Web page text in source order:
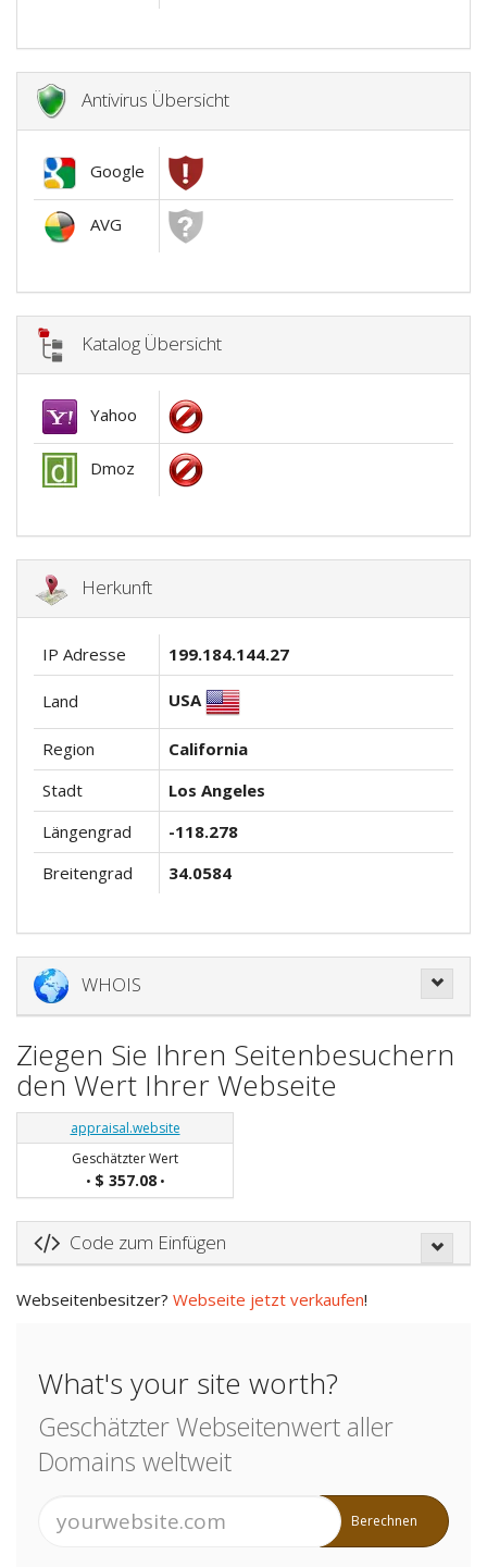
Antivirus Übersicht
Google
AVG
Katalog Übersicht
Yahoo
Dmoz
Herkunft
IP Adresse 199.184.144.27
Land USA
Region
California
Stadt
Los Angeles
Längengrad
-118.278
Breitengrad
34.0584
WHOIS
Ziegen Sie Ihren Seitenbesuchern
den Wert Ihrer Webseite
appraisal.website
Geschätzter Wert
• $ 357.08•
Code zum Einfügen
Webseitenbesitzer? Webseite jetzt verkaufen!
What's your site worth?
Geschätzter Webseitenwert aller
Domains weltweit
Berechnen